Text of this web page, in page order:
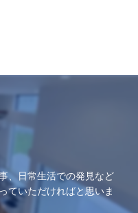
、日常生活での発見など
ていただければと思いま